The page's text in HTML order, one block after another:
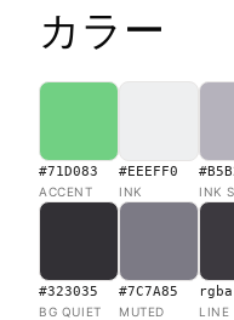
カラー
#71D083
ACCENT
#EEEFF0
INK INK
#323035
BG QUIET
#7C7A85
MUTED LINE